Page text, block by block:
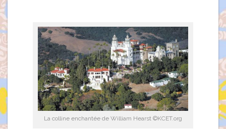
La colline enchantée de William Hearst ©KCET.org